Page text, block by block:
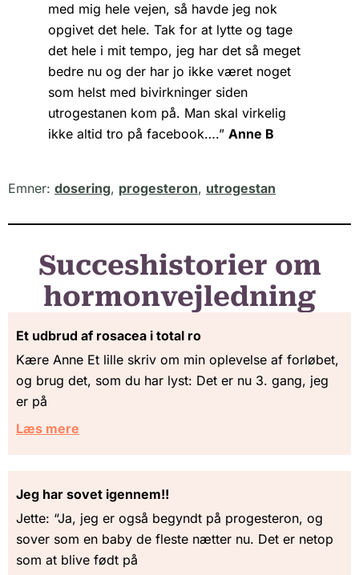
med mig hele vejen, så havde jeg nok
opgivet det hele. Tak for at lytte og tage
det hele i mit tempo, jeg har det så meget
bedre nu og der har jo ikke været noget
som helst med bivirkninger siden
utrogestanen kom på. Man skal virkelig
ikke altid tro på facebook….” Anne B
Emner: dosering, progesteron, utrogestan
Succeshistorier om
hormonvejledning
Et udbrud af rosacea i total ro
Kære Anne Et lille skriv om min oplevelse af forløbet,
og brug det, som du har lyst: Det er nu 3. gang, jeg
er på
Læs mere
Jeg har sovet igennem!!
Jette: “Ja, jeg er også begyndt på progesteron, og
sover som en baby de fleste nætter nu. Det er netop
som at blive født på